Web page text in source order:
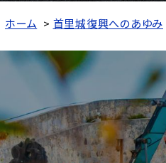
ホーム > 首里城復興へのあゆみ